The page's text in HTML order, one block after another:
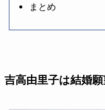
まとめ
吉高由里子は結婚